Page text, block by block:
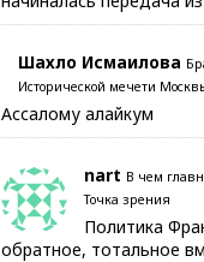
Шахло Исмаилова
Исторической мечети
Ассалому алайкум
nart В чем
Точка зрения
Политика
обратное, тотальное